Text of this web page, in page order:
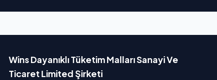
Wins Dayanıklı Tüketim Malları Sanayi Ve
Ticaret Limited Şirketi